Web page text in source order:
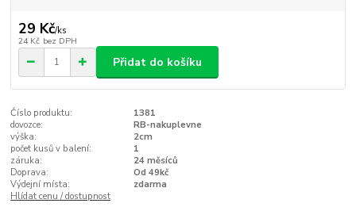
29 Kč/ks
24 Kč bez DPH
Přidat do košíku
Číslo produktu:
1381
dovozce:
RB-nakuplevne
výška:
2cm
počet kusů v balení:
1
záruka:
24 měsíců
Doprava:
Od 49kč
Výdejní místa:
zdarma
Hlídat cenu / dostupnost